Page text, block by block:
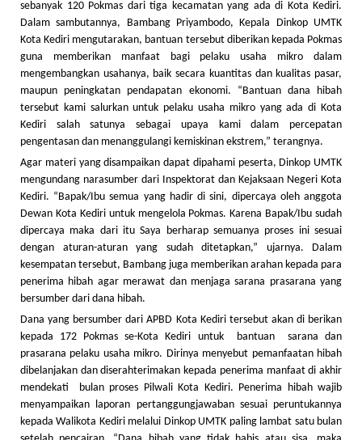
sebanyak 120 Pokmas dari tiga kecamatan yang ada di Kota Kediri.
Dalam sambutannya, Bambang Priyambodo, Kepala Dinkop UMTK
Kota Kediri mengutarakan, bantuan tersebut diberikan kepada Pokmas
guna memberikan manfaat bagi pelaku usaha mikro dalam
mengembangkan usahanya, baik secara kuantitas dan kualitas pasar,
maupun peningkatan pendapatan ekonomi. “Bantuan dana hibah
tersebut kami salurkan untuk pelaku usaha mikro yang ada di Kota
Kediri salah satunya sebagai upaya kami dalam percepatan
pengentasan dan menanggulangi kemiskinan ekstrem,” terangnya.
Agar materi yang disampaikan dapat dipahami peserta, Dinkop UMTK
mengundang narasumber dari Inspektorat dan Kejaksaan Negeri Kota
Kediri. “Bapak/Ibu semua yang hadir di sini, dipercaya oleh anggota
Dewan Kota Kediri untuk mengelola Pokmas. Karena Bapak/Ibu sudah
dipercaya maka dari itu Saya berharap semuanya proses ini sesuai
dengan aturan-aturan yang sudah ditetapkan,” ujarnya. Dalam
kesempatan tersebut, Bambang juga memberikan arahan kepada para
penerima hibah agar merawat dan menjaga sarana prasarana yang
bersumber dari dana hibah.
Dana yang bersumber dari APBD Kota Kediri tersebut akan di berikan
kepada 172 Pokmas se-Kota Kediri untuk bantuan sarana dan
prasarana pelaku usaha mikro. Dirinya menyebut pemanfaatan hibah
dibelanjakan dan diserahterimakan kepada penerima manfaat di akhir
mendekati bulan proses Pilwali Kota Kediri. Penerima hibah wajib
menyampaikan laporan pertanggungjawaban sesuai peruntukannya
kepada Walikota Kediri melalui Dinkop UMTK paling lambat satu bulan